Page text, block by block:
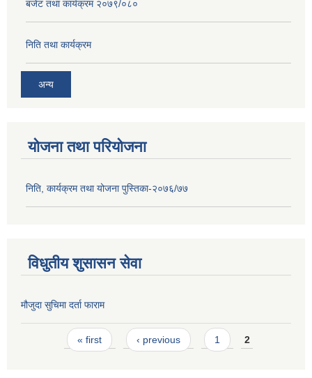
बजेट तथा कार्यक्रम २०७९/०८०
निति तथा कार्यक्रम
अन्य
योजना तथा परियोजना
निति, कार्यक्रम तथा योजना पुस्तिका-२०७६/७७
विधुतीय शुसासन सेवा
मौजुदा सुचिमा दर्ता फाराम
Pages« first ‹ previous 1 2